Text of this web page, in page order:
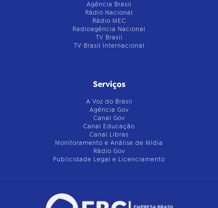
Agência Brasil
Rádio Nacional
Rádio MEC
Radioagência Nacional
TV Brasil
TV Brasil Internacional
Serviços
A Voz do Brasil
Agência Gov
Canal Gov
Canal Educação
Canal Libras
Monitoramento e Análise de Mídia
Rádio Gov
Publicidade Legal e Licenciamento